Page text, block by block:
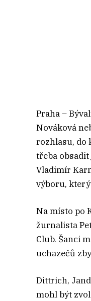
Praha –
Nováková
rozhlasu, do
třeba
Vladimír
výboru, který
Na místo po
žurnalista
Club. Šanci
uchazečů
Dittrich,
mohl být